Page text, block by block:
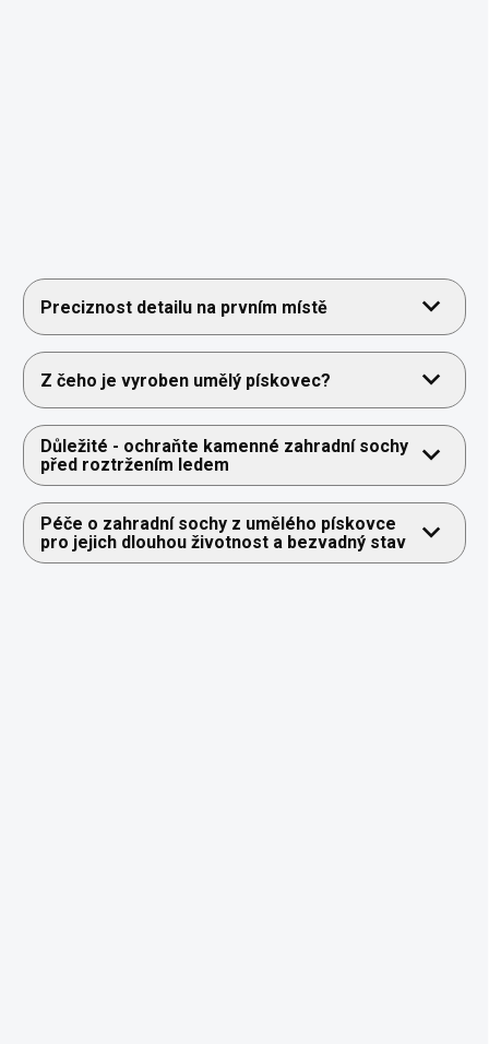
Preciznost detailu na prvním místě
Z čeho je vyroben umělý pískovec?
Důležité - ochraňte kamenné zahradní sochy
před roztržením ledem
Péče o zahradní sochy z umělého pískovce
pro jejich dlouhou životnost a bezvadný stav